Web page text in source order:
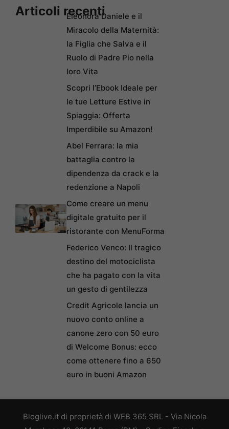
Articoli recentiEleonora Daniele e il
Miracolo della Maternità:
la Figlia che Salva e il
Ruolo di Padre Pio nella
loro Vita
Scopri l’Ebook Ideale per
le tue Letture Estive in
Spiaggia: Offerta
Imperdibile su Amazon!
Abel Ferrara: la mia
battaglia contro la
dipendenza da crack e la
redenzione a Napoli
Come creare un menu
digitale gratuito per il
ristorante con MenuForma
Federico Venco: Il tragico
destino del motociclista
che ha pagato con la vita
un gesto di gentilezza
Credit Agricole lancia un
nuovo conto online a
canone zero con 50 euro
di Welcome Bonus: ecco
come ottenere fino a 650
euro in buoni Amazon
Bloglive.it di proprietà di WEB 365 SRL - Via Nicola